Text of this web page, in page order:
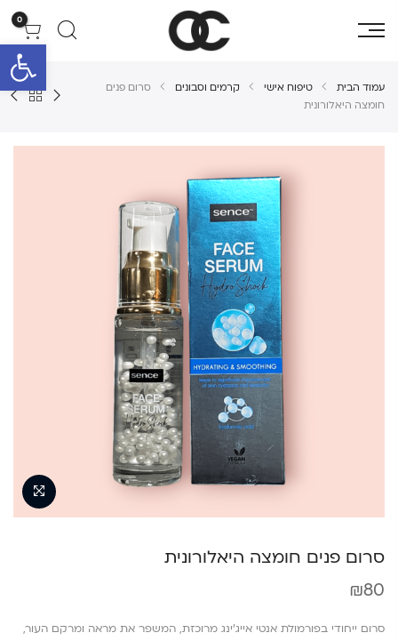
פתח
0
עמוד הבית טיפוח אישי קרמים וסבונים
סרום פנים
חומצה היאלורונית
סרום פנים חומצה היאלורונית
₪80
סרום ייחודי בפורמולת אנטי אייג’ינג מרוכזת, המשפר את מראה ומרקם העור,